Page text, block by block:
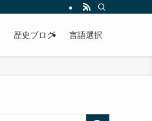
歴史ブログ 言語選択